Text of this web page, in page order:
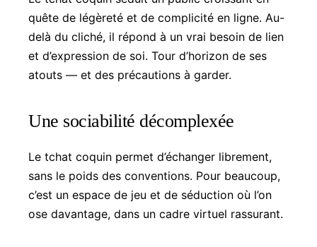
quête de légèreté et de complicité en ligne. Au-
delà du cliché, il répond à un vrai besoin de lien
et d’expression de soi. Tour d’horizon de ses
atouts — et des précautions à garder.
Une sociabilité décomplexée
Le tchat coquin permet d’échanger librement,
sans le poids des conventions. Pour beaucoup,
c’est un espace de jeu et de séduction où l’on
ose davantage, dans un cadre virtuel rassurant.